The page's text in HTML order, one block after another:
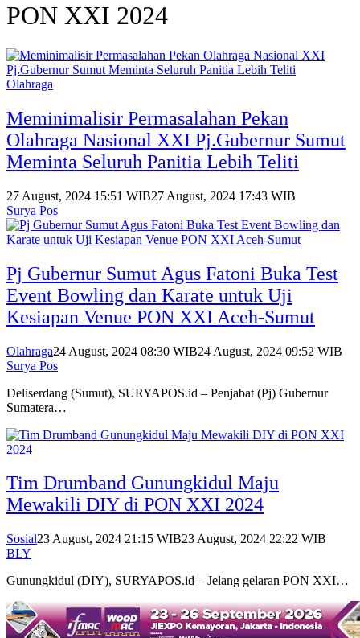
PON XXI 2024
Olahraga
Meminimalisir Permasalahan Pekan
Olahraga Nasional XXI Pj.Gubernur Sumut
Meminta Seluruh Panitia Lebih Teliti
27 August, 2024 15:51 WIB27 August, 2024 17:43 WIB
Surya Pos
Pj Gubernur Sumut Agus Fatoni Buka Test
Event Bowling dan Karate untuk Uji
Kesiapan Venue PON XXI Aceh-Sumut
Olahraga24 August, 2024 08:30 WIB24 August, 2024 09:52 WIB
Surya Pos
Deliserdang (Sumut), SURYAPOS.id – Penjabat (Pj) Gubernur
Sumatera…
Tim Drumband Gunungkidul Maju
Mewakili DIY di PON XXI 2024
Sosial23 August, 2024 21:15 WIB23 August, 2024 22:22 WIB
BLY
Gunungkidul (DIY), SURYAPOS.id – Jelang gelaran PON XXI…